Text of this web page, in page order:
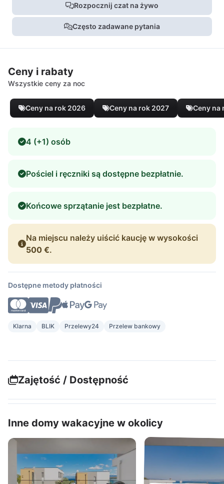
Rozpocznij czat na żywo
Często zadawane pytania
Ceny i rabaty
Wszystkie ceny za noc
Ceny na rok 2026 Ceny na rok 2027 Ceny na
4 (+1) osób
Pościel i ręczniki są dostępne bezpłatnie.
Końcowe sprzątanie jest bezpłatne.
Na miejscu należy uiścić kaucję w wysokości
500 €.
Dostępne metody płatności
Klarna BLIK Przelewy24 Przelew bankowy
Zajętość / Dostępność
Inne domy wakacyjne w okolicy